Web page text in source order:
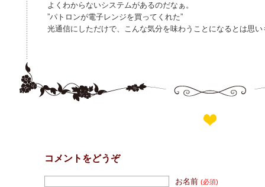
よくわからないシステムがあるのだなぁ。
”パトロンが電子レンジを買ってくれた”
光通信にしただけで、こんな気分を味わうことになるとは思
コメントをどうぞ
お名前(必須)